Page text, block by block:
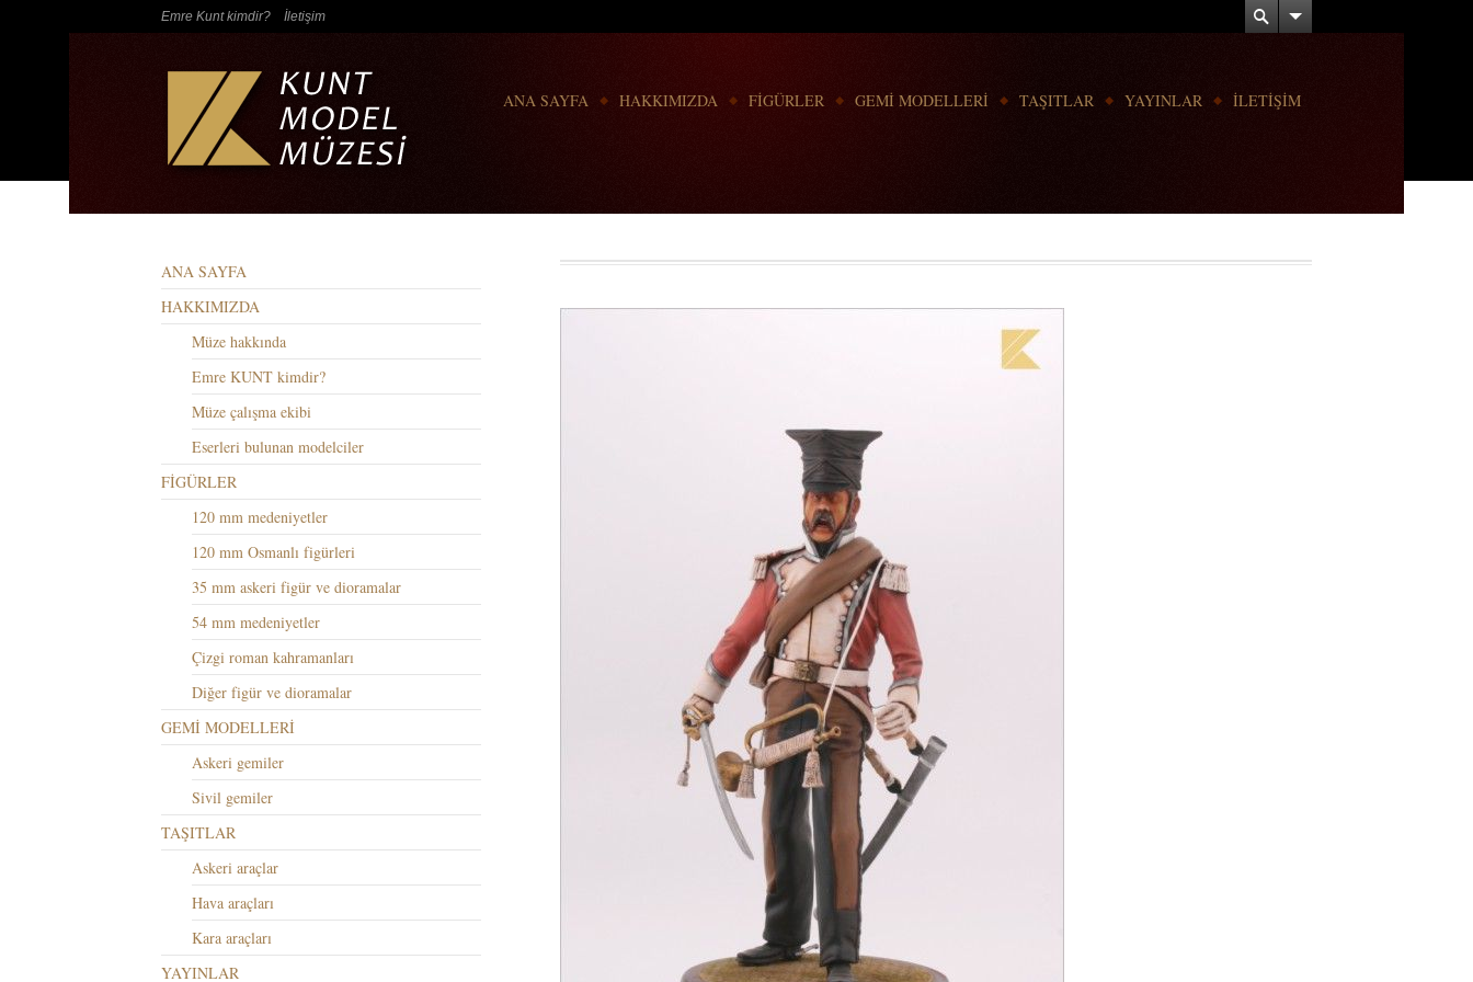
Emre Kunt kimdir? İletişim
ANA SAYFA HAKKIMIZDA FİGÜRLER GEMİ MODELLERİ TAŞITLAR YAYINLAR İLETİŞİM
ANA SAYFA
HAKKIMIZDA
Müze hakkında
Emre KUNT kimdir?
Müze çalışma ekibi
Eserleri bulunan modelciler
FİGÜRLER
120 mm medeniyetler
120 mm Osmanlı figürleri
35 mm askeri figür ve dioramalar
54 mm medeniyetler
Çizgi roman kahramanları
Diğer figür ve dioramalar
GEMİ MODELLERİ
Askeri gemiler
Sivil gemiler
TAŞITLAR
Askeri araçlar
Hava araçları
Kara araçları
YAYINLAR